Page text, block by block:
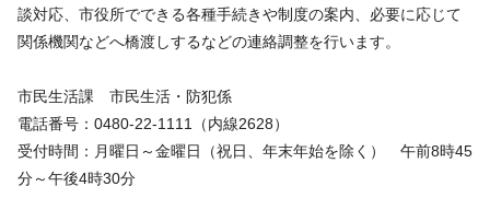
談対応、市役所でできる各種手続きや制度の案内、必要に応じて
関係機関などへ橋渡しするなどの連絡調整を行います。
市民生活課 市民生活・防犯係
電話番号：0480-22-1111（内線2628）
受付時間：月曜日～金曜日（祝日、年末年始を除く） 午前8時45
分～午後4時30分